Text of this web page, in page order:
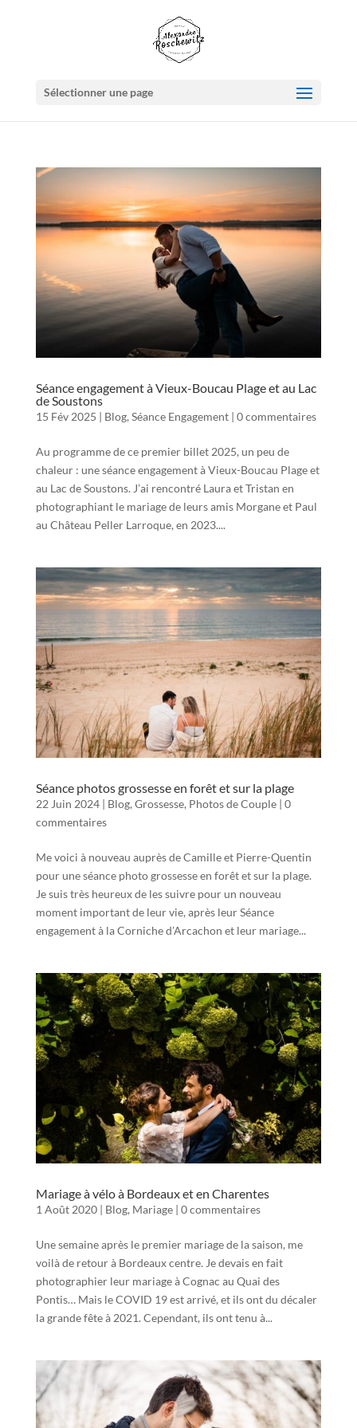
Sélectionner une page
Séance engagement à Vieux-Boucau Plage et au Lac
de Soustons
15 Fév 2025 | Blog, Séance Engagement| 0 commentaires
Au programme de ce premier billet 2025, un peu de
chaleur : une séance engagement à Vieux-Boucau Plage et
au Lac de Soustons. J’ai rencontré Laura et Tristan en
photographiant le mariage de leurs amis Morgane et Paul
au Château Peller Larroque, en 2023....
Séance photos grossesse en forêt et sur la plage
22 Juin 2024| Blog, Grossesse, Photos de Couple| 0
commentaires
Me voici à nouveau auprès de Camille et Pierre-Quentin
pour une séance photo grossesse en forêt et sur la plage.
Je suis très heureux de les suivre pour un nouveau
moment important de leur vie, après leur Séance
engagement à la Corniche d’Arcachon et leur mariage...
Mariage à vélo à Bordeaux et en Charentes
1 Août 2020| Blog, Mariage| 0 commentaires
Une semaine après le premier mariage de la saison, me
voilà de retour à Bordeaux centre. Je devais en fait
photographier leur mariage à Cognac au Quai des
Pontis… Mais le COVID 19 est arrivé, et ils ont du décaler
la grande fête à 2021. Cependant, ils ont tenu à...